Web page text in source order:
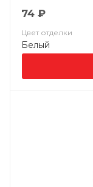
74 ₽
Цвет отделки
Белый